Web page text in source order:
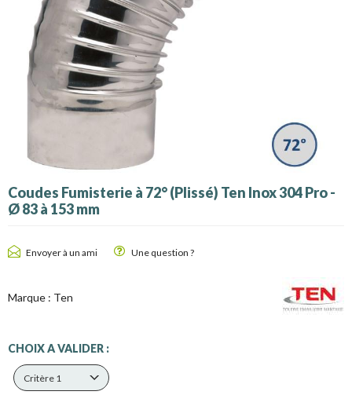
Coudes Fumisterie à 72° (Plissé) Ten Inox 304 Pro -
Ø 83 à 153 mm
Envoyer à un ami Une question ?
Marque : Ten
CHOIX A VALIDER :
Critère 1